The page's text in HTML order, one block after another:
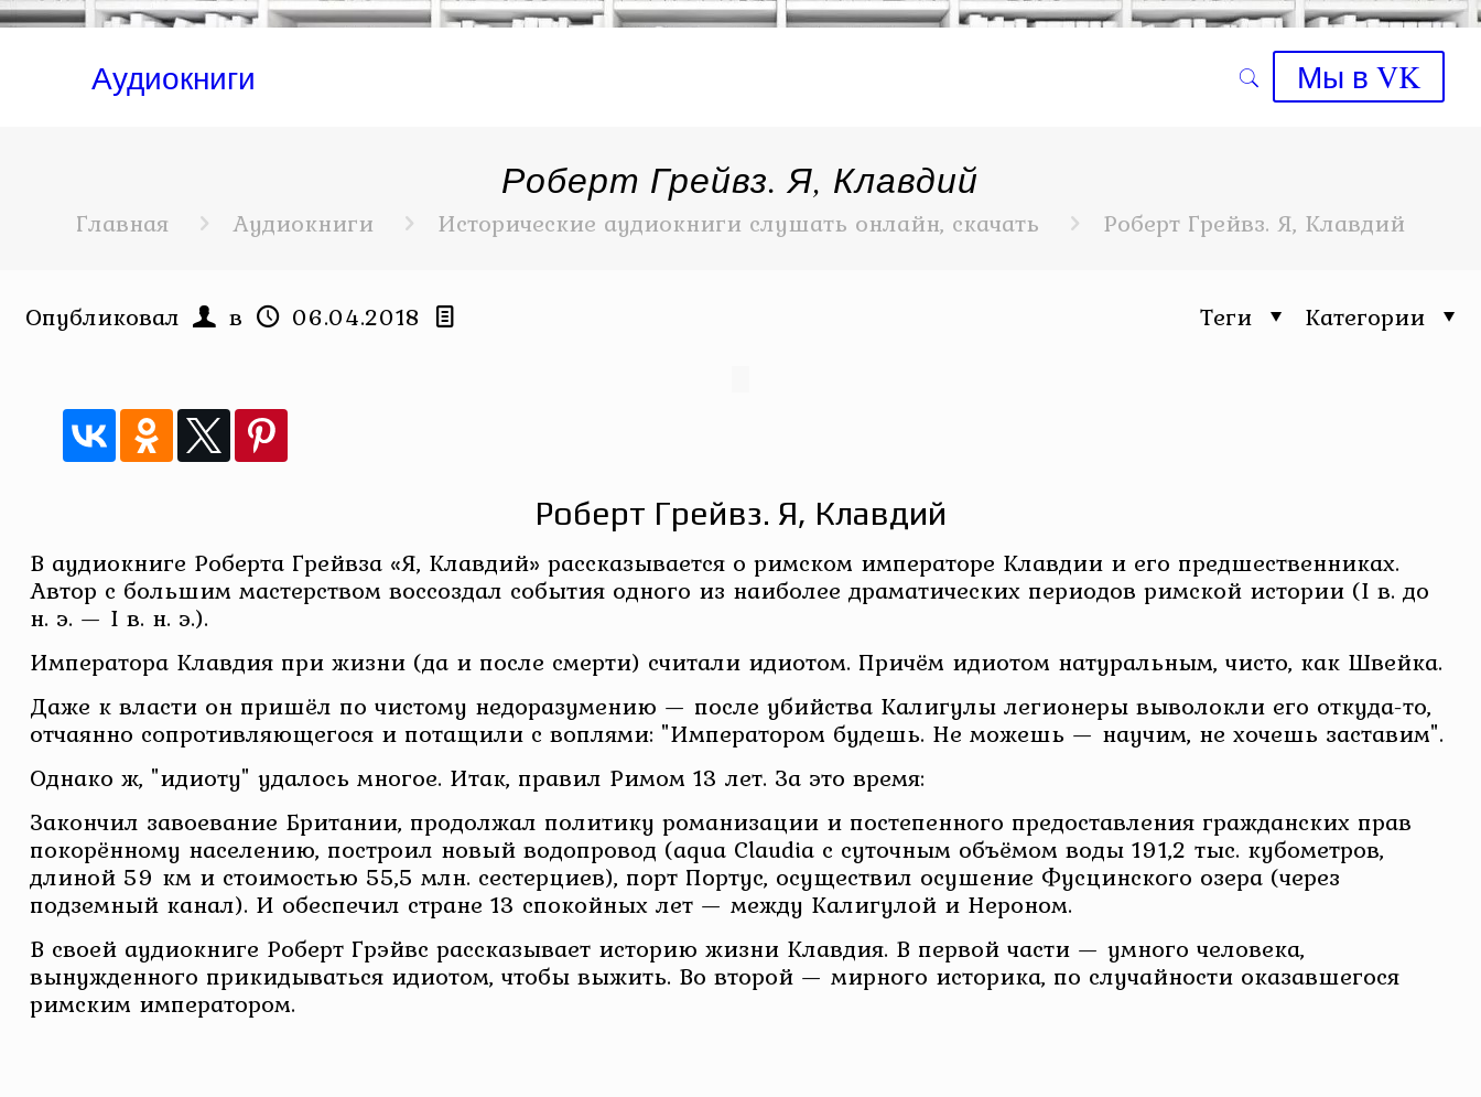
Аудиокниги Мы в VK
Роберт Грейвз. Я, Клавдий
Главная Аудиокниги Исторические аудиокниги слушать онлайн, скачать Роберт Грейвз. Я, Клавдий
Опубликовал в 06.04.2018 Категории
Теги
Роберт Грейвз. Я, Клавдий
В аудиокниге Роберта Грейвза «Я, Клавдий» рассказывается о римском императоре Клавдии и его предшественниках.
Автор с большим мастерством воссоздал события одного из наиболее драматических периодов римской истории (I в. до
н. э. — I в. н. э.).
Императора Клавдия при жизни (да и после смерти) считали идиотом. Причём идиотом натуральным, чисто, как Швейка.
Даже к власти он пришёл по чистому недоразумению — после убийства Калигулы легионеры выволокли его откуда-то,
отчаянно сопротивляющегося и потащили с воплями: "Императором будешь. Не можешь — научим, не хочешь заставим".
Однако ж, "идиоту" удалось многое. Итак, правил Римом 13 лет. За это время:
Закончил завоевание Британии, продолжал политику романизации и постепенного предоставления гражданских прав
покорённому населению, построил новый водопровод (aqua Claudia с суточным объёмом воды 191,2 тыс. кубометров,
длиной 59 км и стоимостью 55,5 млн. сестерциев), порт Портус, осуществил осушение Фусцинского озера (через
подземный канал). И обеспечил стране 13 спокойных лет — между Калигулой и Нероном.
В своей аудиокниге Роберт Грэйвс рассказывает историю жизни Клавдия. В первой части — умного человека,
вынужденного прикидываться идиотом, чтобы выжить. Во второй — мирного историка, по случайности оказавшегося
римским императором.